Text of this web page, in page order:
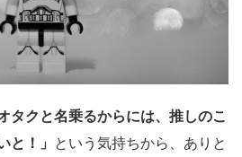
タクと名乗るからには、推しのこ
と！」 という気持ちから、ありと